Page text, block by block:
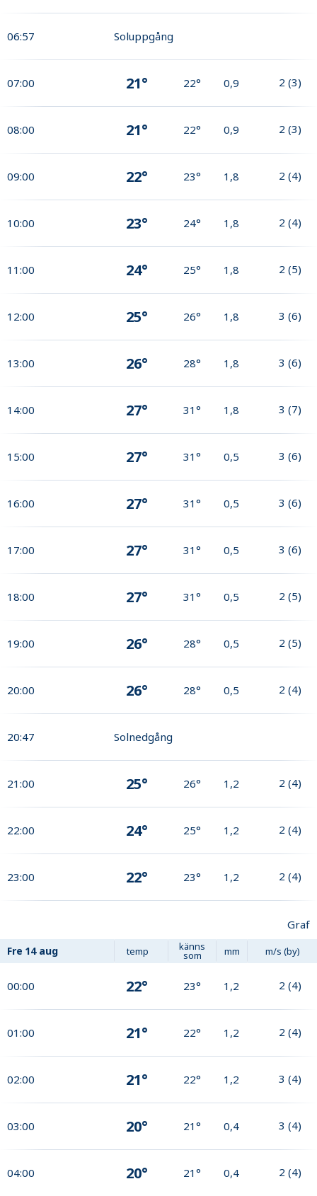
06:57 Soluppgång
07:00 21° 22° 0,9 2 (3)
08:00 21° 22° 0,9 2 (3)
09:00 22° 23° 1,8 2 (4)
10:00 23° 24° 1,8 2 (4)
11:00 24° 25° 1,8 2 (5)
12:00 25° 26° 1,8 3 (6)
13:00 26° 28° 1,8 3 (6)
14:00 27° 31° 1,8 3 (7)
15:00 27° 31° 0,5 3 (6)
16:00 27° 31° 0,5 3 (6)
17:00 27° 31° 0,5 3 (6)
18:00 27° 31° 0,5 2 (5)
19:00 26° 28° 0,5 2 (5)
20:00 26° 28° 0,5 2 (4)
20:47 Solnedgång
21:00 25° 26° 1,2 2 (4)
22:00 24° 25° 1,2 2 (4)
23:00 22° 23° 1,2 2 (4)
Graf
Fre 14 aug temp känns
som mm m/s (by)
00:00 22° 23° 1,2 2 (4)
01:00 21° 22° 1,2 2 (4)
02:00 21° 22° 1,2 3 (4)
03:00 20° 21° 0,4 3 (4)
04:00 20° 21° 0,4 2 (4)